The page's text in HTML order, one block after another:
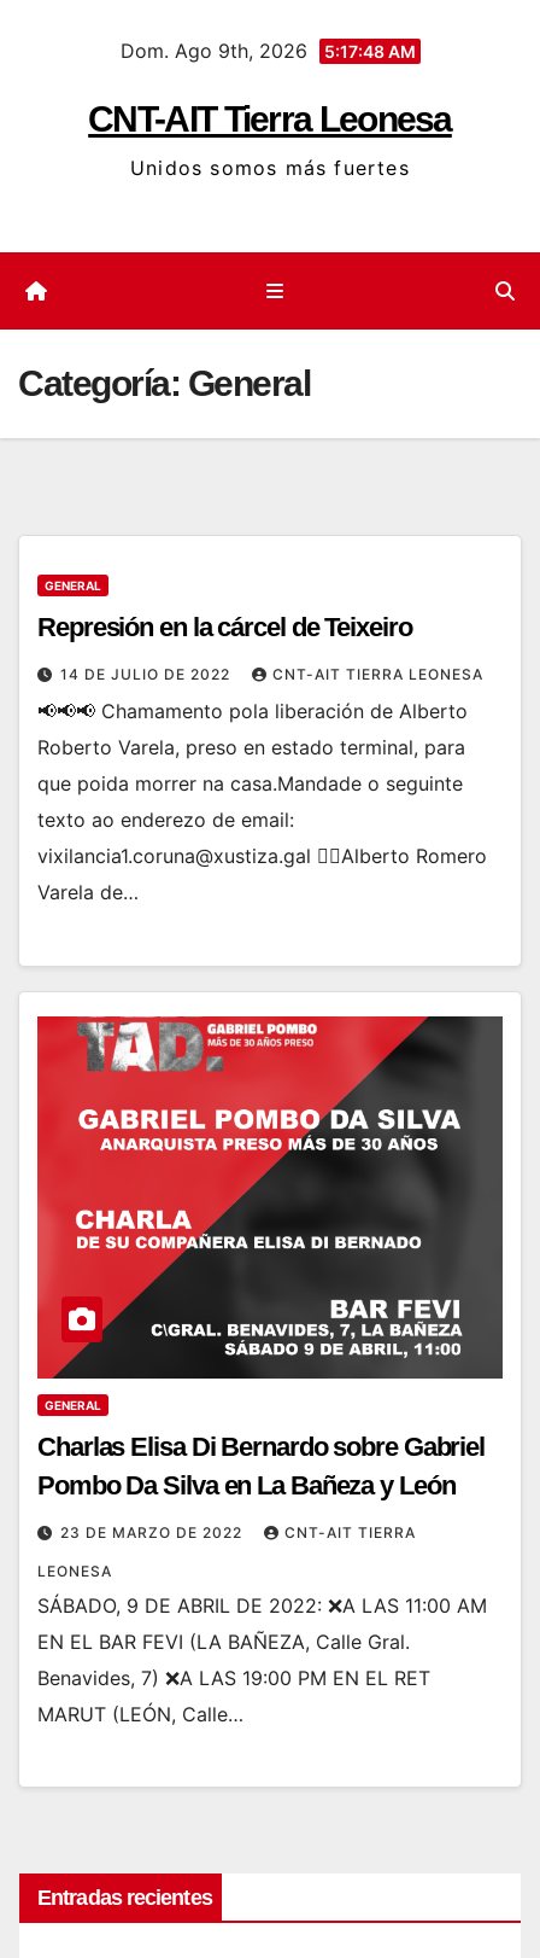
Dom. Ago 9th, 2026 5:17:49 AM
CNT-AIT Tierra Leonesa
Unidos somos más fuertes
Categoría: General
GENERAL
Represión en la cárcel de Teixeiro
14 DE JULIO DE 2022 CNT-AIT TIERRA LEONESA
📢📢📢 Chamamento pola liberación de Alberto
Roberto Varela, preso en estado terminal, para
que poida morrer na casa.Mandade o seguinte
texto ao enderezo de email:
vixilancia1.coruna@xustiza.gal 👉🏽Alberto Romero
Varela de…
GENERAL
Charlas Elisa Di Bernardo sobre Gabriel
Pombo Da Silva en La Bañeza y León
23 DE MARZO DE 2022 CNT-AIT TIERRA
LEONESA
SÁBADO, 9 DE ABRIL DE 2022: ❌A LAS 11:00 AM
EN EL BAR FEVI (LA BAÑEZA, Calle Gral.
Benavides, 7) ❌A LAS 19:00 PM EN EL RET
MARUT (LEÓN, Calle…
Entradas recientes